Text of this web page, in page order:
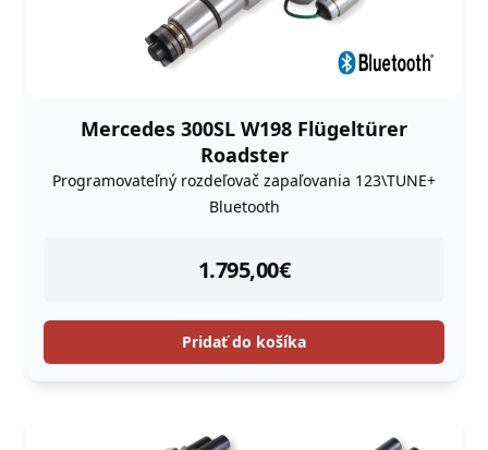
Mercedes 300SL W198 Flügeltürer
Roadster
Programovateľný rozdeľovač zapaľovania 123\TUNE+
Bluetooth
1.795,00€
instock
Pridať do košíka